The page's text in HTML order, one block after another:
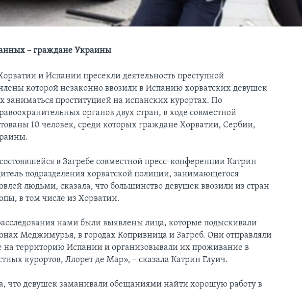
– граждане Украины
и Испании пресекли деятельность преступной
которой незаконно ввозили в Испанию хорватских девушек
заниматься проституцией на испанских курортах. По
органов двух стран, в ходе совместной
10 человек, среди которых граждане Хорватии, Сербии,
в Загребе совместной пресс-конференции Катрин
подразделения хорватской полиции, занимающегося
людьми, сказала, что большинство девушек ввозили из стран
в том числе из Хорватии.
нами были выявлены лица, которые подыскивали
Меджимурья, в городах Копривница и Загреб. Они отправляли
на территорию Испании и организовывали их проживание в
курортов, Ллорет де Мар», – сказала Катрин Глуич.
что девушек заманивали обещаниями найти хорошую работу в